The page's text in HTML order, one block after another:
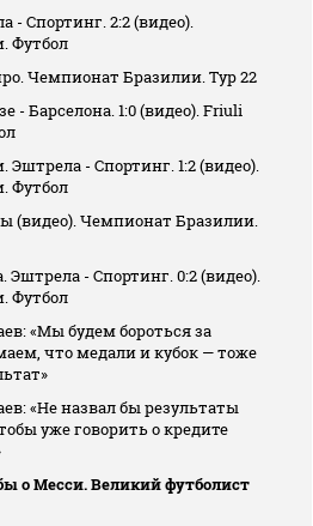
- Спортинг. 2:2 (видео).
Футбол
Чемпионат Бразилии. Тур 22
- Барселона. 1:0 (видео). Friuli
Эштрела - Спортинг. 1:2 (видео).
Футбол
(видео). Чемпионат Бразилии.
Эштрела - Спортинг. 0:2 (видео).
Футбол
«Мы будем бороться за
что медали и кубок — тоже
«Не назвал бы результаты
уже говорить о кредите
о Месси. Великий футболист